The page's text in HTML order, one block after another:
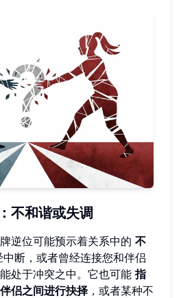
不和谐或失调
逆位可能预示着关系中的 不
断，或者曾经连接您和伴侣
处于冲突之中。它也可能指
侣之间进行抉择 ，或者某种不